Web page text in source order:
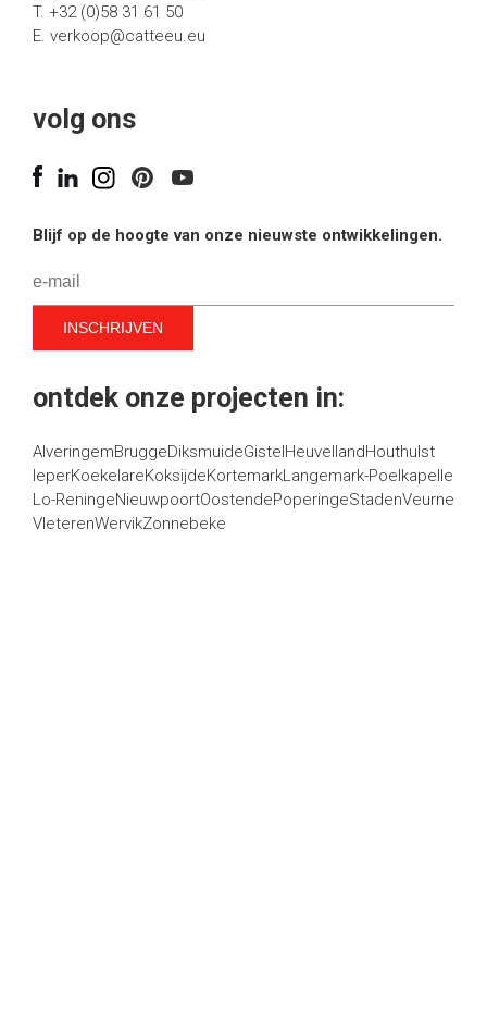
T. +32 (0)58 31 61 50
E. verkoop@catteeu.eu
volg ons
Blijf op de hoogte van onze nieuwste ontwikkelingen.
ontdek onze projecten in:
AlveringemBruggeDiksmuideGistelHeuvellandHouthulst
IeperKoekelareKoksijdeKortemarkLangemark-Poelkapelle
Lo-ReningeNieuwpoortOostendePoperingeStadenVeurne
VleterenWervikZonnebeke